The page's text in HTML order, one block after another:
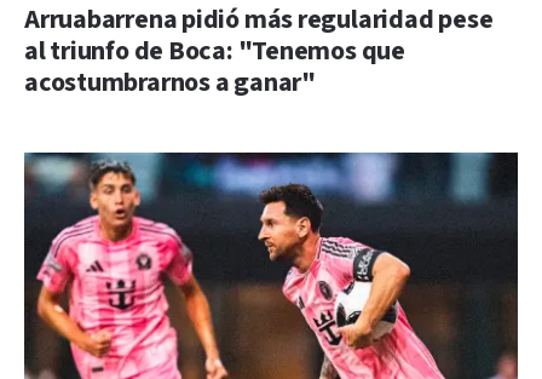
Arruabarrena pidió más regularidad pese
al triunfo de Boca: "Tenemos que
acostumbrarnos a ganar"